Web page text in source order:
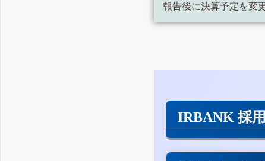
報告後に決算予定を変
IRBANK 採